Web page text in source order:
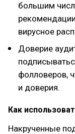
большим
вирусное
Доверие
фолловеров,
и доверия.
Как
Накрученные